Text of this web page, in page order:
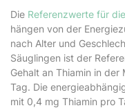
Die Referenzwerte für
hängen von der
nach Alter und
Säuglingen ist der
Gehalt an Thiamin in
Tag. Die
mit 0,4 mg Thiamin pro